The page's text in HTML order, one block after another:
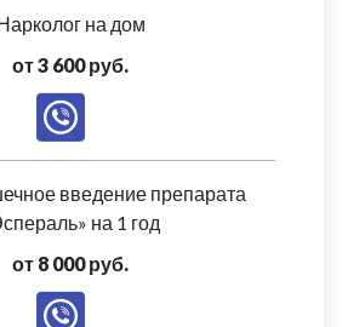
на дом
от 3 600 руб.
введение препарата
на 1 год
от 8 000 руб.